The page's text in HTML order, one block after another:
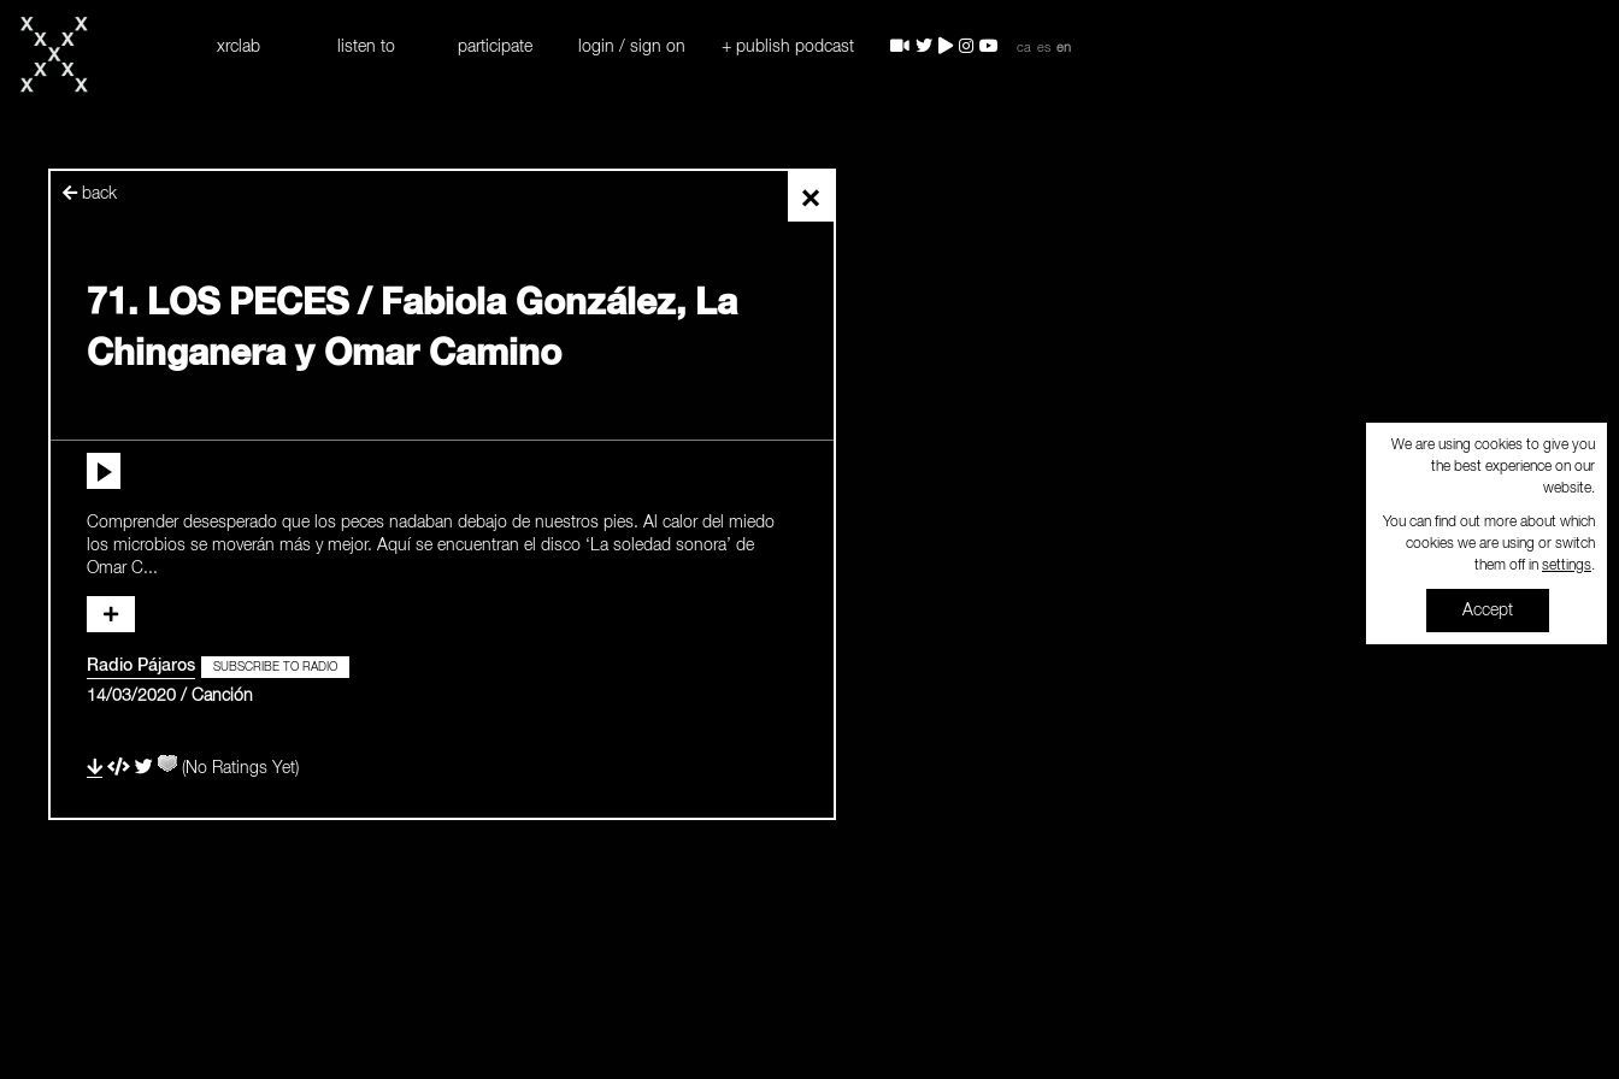
xrclab listen to participate login / sign on + publish podcast ca es en
×
back
71. LOS PECES / Fabiola González, La
Chinganera y Omar Camino
Comprender desesperado que los peces nadaban debajo de nuestros pies. Al calor del miedo
los microbios se moverán más y mejor. Aquí se encuentran el disco ‘La soledad sonora’ de
Omar C...
Radio Pájaros SUBSCRIBE TO RADIO
14/03/2020 / Canción
(No Ratings Yet)
We are using cookies to give you
the best experience on our
website.
You can find out more about which
cookies we are using or switch
them off in settings.
Accept